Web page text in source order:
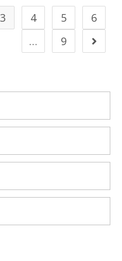
3 4 5
6
…
9